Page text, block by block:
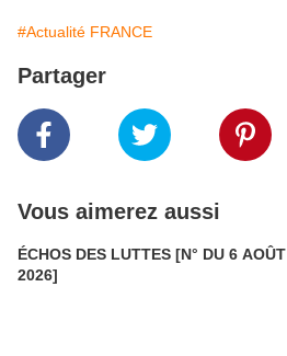
#Actualité FRANCE
Partager
Vous aimerez aussi
ÉCHOS DES LUTTES [N° DU 6 AOÛT
2026]